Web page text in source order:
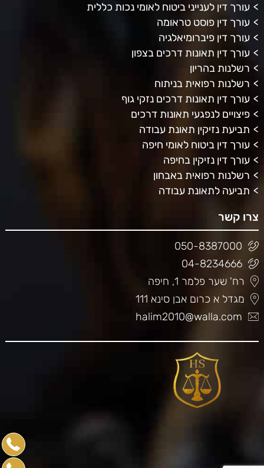
עורך דין לענייני ביטוח לאומי נכות כללית
עורך דין פוסט טראומה
עורך דין פיברומיאלגיה
עורך דין תאונות דרכים בצפון
רשלנות בהריון
רשלנות רפואית בניתוח
עורך דין תאונות דרכים נזקי גוף
פיצויים לנפגעי תאונות דרכים
תביעת נזיקין תאונת עבודה
עורך דין ביטוח לאומי חיפה
עורך דין נזיקין בחיפה
רשלנות רפואית באבחון
תביעה לתאונת עבודה
צרו קשר
050-8387000
04-8234666
רח' שער פלמר 1, חיפה
מגדל א כרום אבן סינא 111
halim2010@walla.com